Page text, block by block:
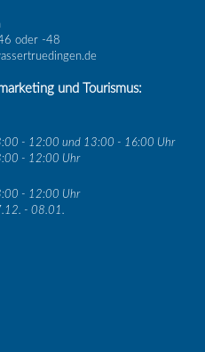
oder -48
und Tourismus:
- 12:00 und 13:00 - 16:00 Uhr
- 12:00 Uhr
- 12:00 Uhr
- 08.01.